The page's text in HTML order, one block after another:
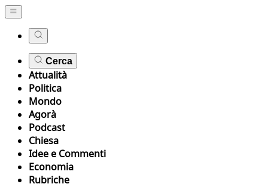
Cerca
Attualità
Politica
Mondo
Agorà
Podcast
Chiesa
Idee e Commenti
Economia
Rubriche